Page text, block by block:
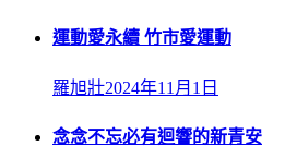
運動愛永續 竹市愛運動
羅旭壯2024年11月1日
念念不忘必有迴響的新青安